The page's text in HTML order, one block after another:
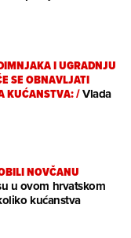
I UGRADNJU
SE OBNAVLJATI
KUĆANSTVA:/Vlada
NOVČANU
u ovom hrvatskom
kućanstva